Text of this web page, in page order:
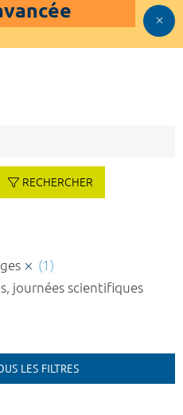
RECHERCHER
(1)
journées scientifiques
LES FILTRES